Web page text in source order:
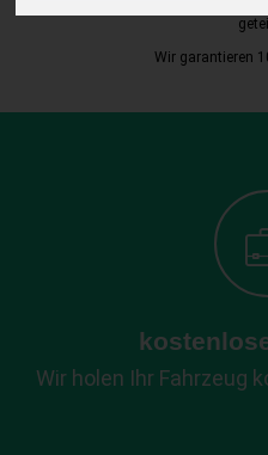
Wir garantieren
Wir holen Ihr Fahrzeug